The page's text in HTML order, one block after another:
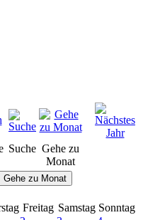
Suche Gehe zu
Monat
Gehe zu Monat
Freitag Samstag Sonntag